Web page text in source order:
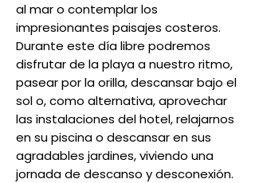
al mar o contemplar los
impresionantes paisajes costeros.
Durante este día libre podremos
disfrutar de la playa a nuestro ritmo,
pasear por la orilla, descansar bajo el
sol o, como alternativa, aprovechar
las instalaciones del hotel, relajarnos
en su piscina o descansar en sus
agradables jardines, viviendo una
jornada de descanso y desconexión.